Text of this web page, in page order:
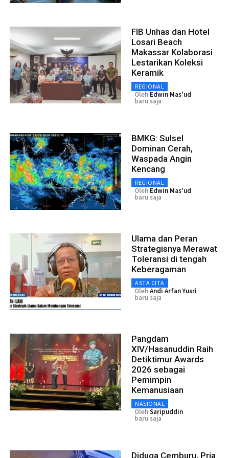
FIB Unhas dan Hotel
Losari Beach
Makassar Kolaborasi
Lestarikan Koleksi
Keramik
REGIONAL
Oleh Edwin Mas'ud
baru saja
BMKG: Sulsel
Dominan Cerah,
Waspada Angin
Kencang
REGIONAL
Oleh Edwin Mas'ud
baru saja
Ulama dan Peran
Strategisnya Merawat
Toleransi di tengah
Keberagaman
ASTA CITA
OlehAndi Arfan Yusri
baru saja
Pangdam
XIV/Hasanuddin Raih
Detiktimur Awards
2026 sebagai
Pemimpin
Kemanusiaan
NASIONAL
OlehSaripuddin
baru saja
Diduga Cemburu, Pria